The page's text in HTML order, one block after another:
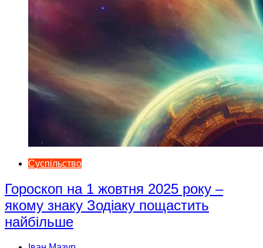
Суспільство
Гороскоп на 1 жовтня 2025 року –
якому знаку Зодіаку пощастить
найбільше